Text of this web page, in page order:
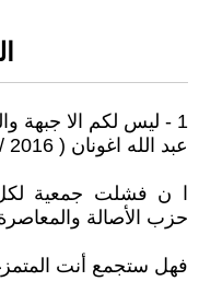
1 - ليس لكم الا جبهة والسنطيحة
عبد الله اغونان ( 2016 / 10 / 25 - 13:47 )
ا ن فشلت جمعية لكل
حزب الأصالة
فهل ستجمع أنت